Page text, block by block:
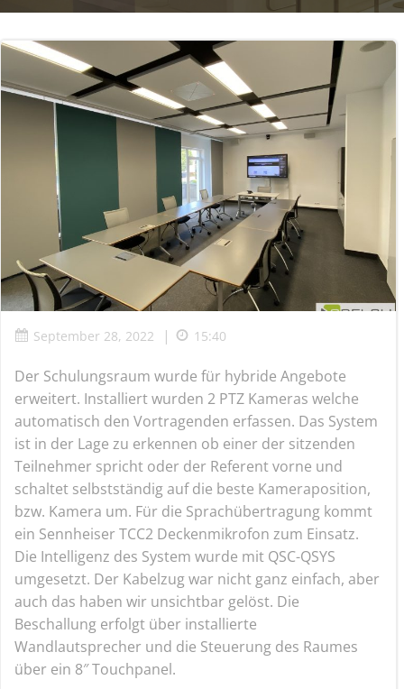
September 28, 2022 | 15:40
Der Schulungsraum wurde für hybride Angebote
erweitert. Installiert wurden 2 PTZ Kameras welche
automatisch den Vortragenden erfassen. Das System
ist in der Lage zu erkennen ob einer der sitzenden
Teilnehmer spricht oder der Referent vorne und
schaltet selbstständig auf die beste Kameraposition,
bzw. Kamera um. Für die Sprachübertragung kommt
ein Sennheiser TCC2 Deckenmikrofon zum Einsatz.
Die Intelligenz des System wurde mit QSC-QSYS
umgesetzt. Der Kabelzug war nicht ganz einfach, aber
auch das haben wir unsichtbar gelöst. Die
Beschallung erfolgt über installierte
Wandlautsprecher und die Steuerung des Raumes
über ein 8″ Touchpanel.